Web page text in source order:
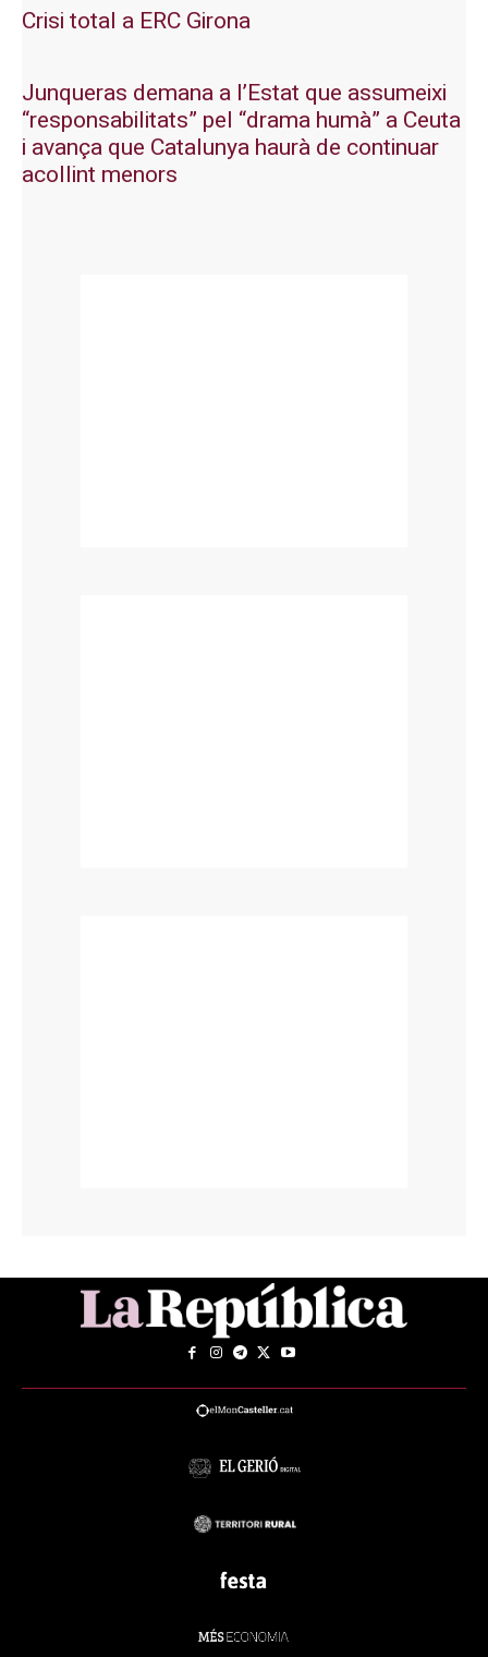
Crisi total a ERC Girona
Junqueras demana a l’Estat que assumeixi
“responsabilitats” pel “drama humà” a Ceuta
i avança que Catalunya haurà de continuar
acollint menors